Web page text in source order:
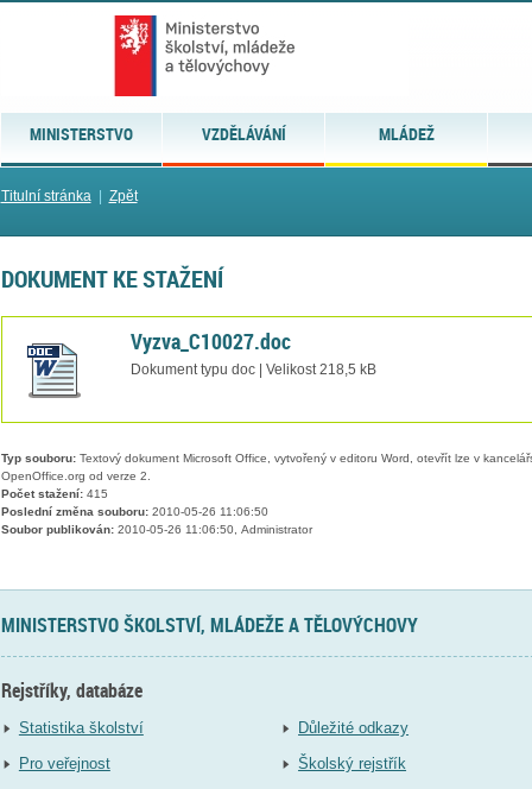
MINISTERSTVO VZDĚLÁVÁNÍ MLÁDEŽ
Titulní stránka| Zpět
DOKUMENT KE STAŽENÍ
Vyzva_C10027.doc
Dokument typu doc | Velikost 218,5 kB
Typ souboru:Textový dokument Microsoft Office, vytvořený v editoru Word, otevřít lze v
OpenOffice.org od verze 2.
Počet stažení:415
Poslední změna souboru:2010-05-26 11:06:50
Soubor publikován:2010-05-26 11:06:50, Administrator
MINISTERSTVO ŠKOLSTVÍ, MLÁDEŽE A TĚLOVÝCHOVY
Rejstříky, databáze
Statistika školství
Pro veřejnost
Důležité odkazy
Školský rejstřík